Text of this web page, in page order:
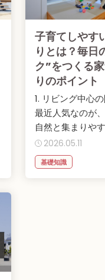
子育てしやす
りとは？毎日
ク”をつくる
りのポイント
1. リビング中心
最近人気なのが
自然と集まりや
ビング中心」の間
例え...
2026.05.11
基礎知識